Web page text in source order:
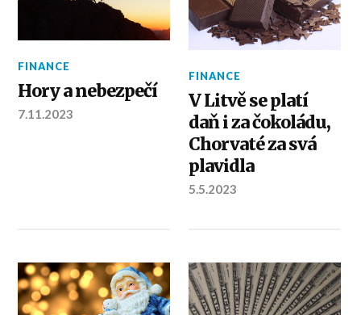
FINANCE
Hory a nebezpečí
7.11.2023
FINANCE
V Litvě se platí
daň i za čokoládu,
Chorvaté za svá
plavidla
5.5.2023